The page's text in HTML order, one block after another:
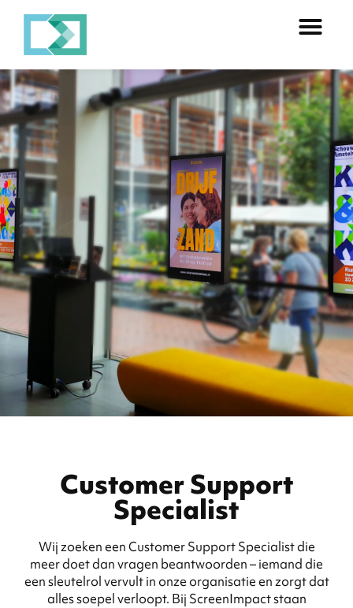
Customer Support
Specialist
Wij zoeken een Customer Support Specialist die
meer doet dan vragen beantwoorden – iemand die
een sleutelrol vervult in onze organisatie en zorgt dat
alles soepel verloopt. Bij ScreenImpact staan